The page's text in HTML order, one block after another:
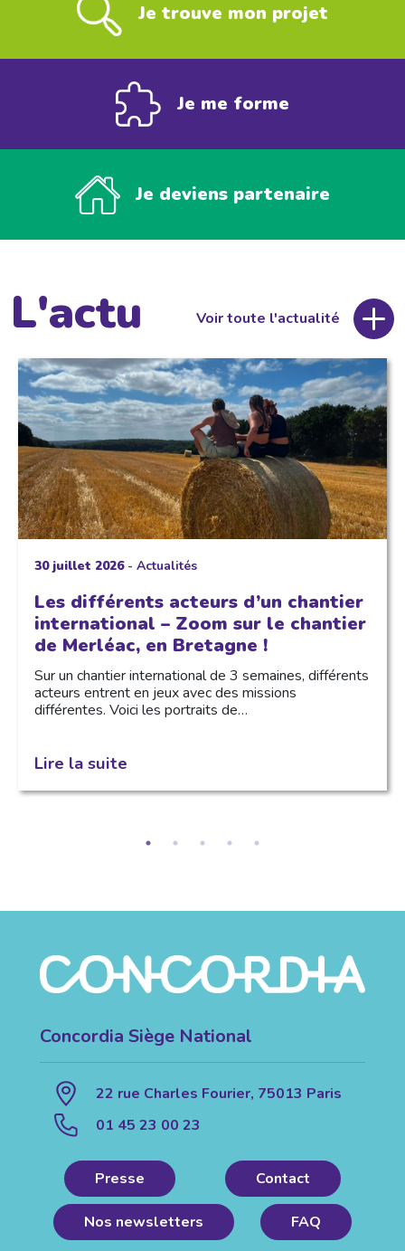
Je trouve mon projet
Je me forme
Je deviens partenaire
L'actu Voir toute l'actualité
30 juillet 2026- Actualités
Les différents acteurs d’un chantier
international – Zoom sur le chantier
de Merléac, en Bretagne !
Sur un chantier international de 3 semaines, différents
acteurs entrent en jeux avec des missions
différentes. Voici les portraits de…
Lire la suite
Concordia Siège National
22 rue Charles Fourier, 75013 Paris
01 45 23 00 23
Presse Contact
Nos newsletters FAQ